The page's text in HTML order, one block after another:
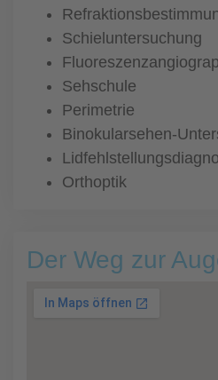
Schieluntersuchung
Sehschule
Perimetrie
Binokularsehen-
Orthoptik
Der Weg zur